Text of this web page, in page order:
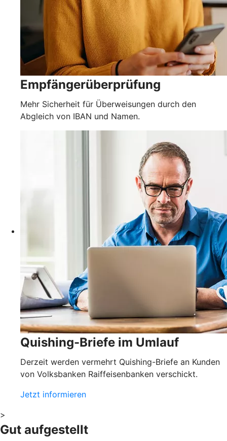
Empfängerüberprüfung
Mehr Sicherheit für Überweisungen durch den
Abgleich von IBAN und Namen.
Quishing-Briefe im Umlauf
Derzeit werden vermehrt Quishing-Briefe an Kunden
von Volksbanken Raiffeisenbanken verschickt.
Jetzt informieren
>
Gut aufgestellt